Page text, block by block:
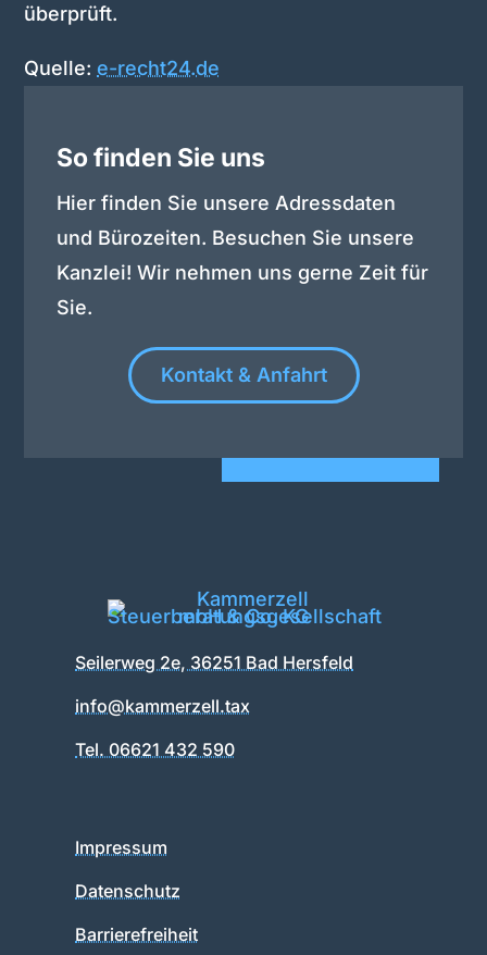
überprüft.
Quelle: e-recht24.de
So finden Sie uns
Hier finden Sie unsere Adressdaten
und Bürozeiten. Besuchen Sie unsere
Kanzlei! Wir nehmen uns gerne Zeit für
Sie.
Kontakt & Anfahrt
Seilerweg 2e, 36251 Bad Hersfeld
info@kammerzell.tax
Tel. 06621 432 590
Impressum
Datenschutz
Barrierefreiheit